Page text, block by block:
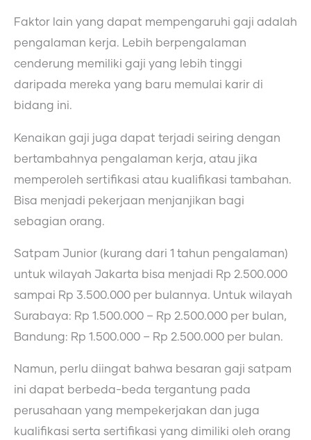
Faktor lain yang dapat mempengaruhi gaji adalah
pengalaman kerja. Lebih berpengalaman
cenderung memiliki gaji yang lebih tinggi
daripada mereka yang baru memulai karir di
bidang ini.
Kenaikan gaji juga dapat terjadi seiring dengan
bertambahnya pengalaman kerja, atau jika
memperoleh sertifikasi atau kualifikasi tambahan.
Bisa menjadi pekerjaan menjanjikan bagi
sebagian orang.
Satpam Junior (kurang dari 1 tahun pengalaman)
untuk wilayah Jakarta bisa menjadi Rp 2.500.000
sampai Rp 3.500.000 per bulannya. Untuk wilayah
Surabaya: Rp 1.500.000 – Rp 2.500.000 per bulan,
Bandung: Rp 1.500.000 – Rp 2.500.000 per bulan.
Namun, perlu diingat bahwa besaran gaji satpam
ini dapat berbeda-beda tergantung pada
perusahaan yang mempekerjakan dan juga
kualifikasi serta sertifikasi yang dimiliki oleh orang